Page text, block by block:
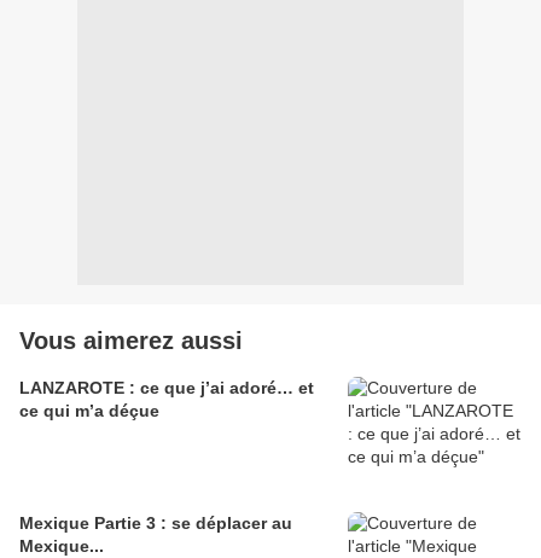
Vous aimerez aussi
LANZAROTE : ce que j’ai adoré… et
ce qui m’a déçue
Mexique Partie 3 : se déplacer au
Mexique...